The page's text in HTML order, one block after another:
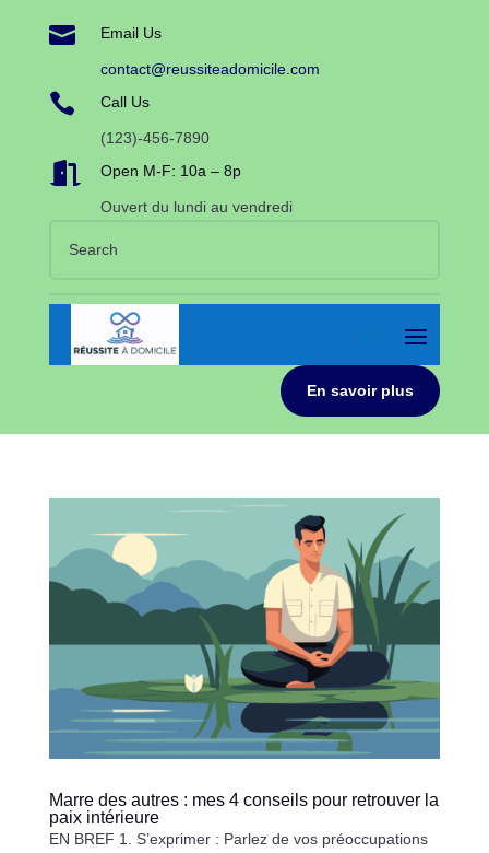
 Email Us
contact@reussiteadomicile.com
 Call Us
(123)-456-7890
 Open M-F: 10a – 8p
Ouvert du lundi au vendredi
En savoir plus
Marre des autres : mes 4 conseils pour retrouver la
paix intérieure
EN BREF 1. S’exprimer : Parlez de vos préoccupations